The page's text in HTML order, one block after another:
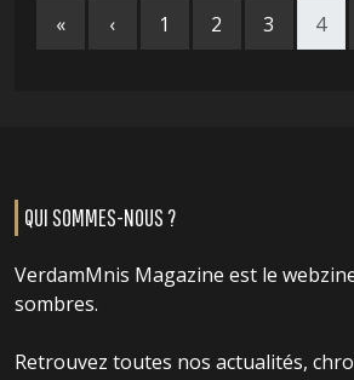
« ‹ 1 2 3 4
QUI SOMMES-NOUS ?
VerdamMnis Magazine est le
sombres.
Retrouvez toutes nos actualités,